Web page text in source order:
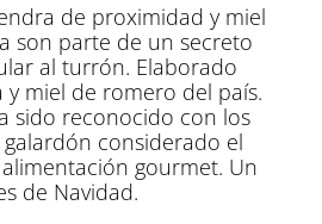
de proximidad y miel
son parte de un secreto
al turrón. Elaborado
miel de romero del país.
sido reconocido con los
considerado el
gourmet. Un
de Navidad.